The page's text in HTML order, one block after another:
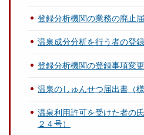
登録分析機関の業務の廃止
温泉成分分析を行う者の登
登録分析機関の登録事項変
温泉のしゅんせつ届出書（様
温泉利用許可を受けた者の
２４号）